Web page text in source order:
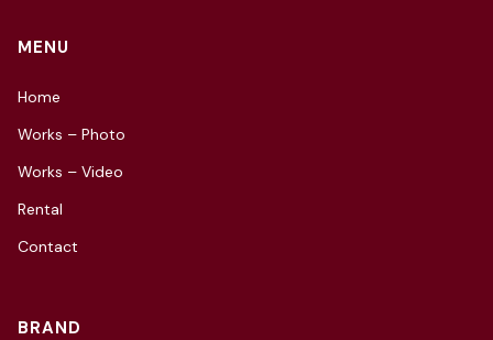
MENU
Home
Works – Photo
Works – Video
Rental
Contact
BRAND